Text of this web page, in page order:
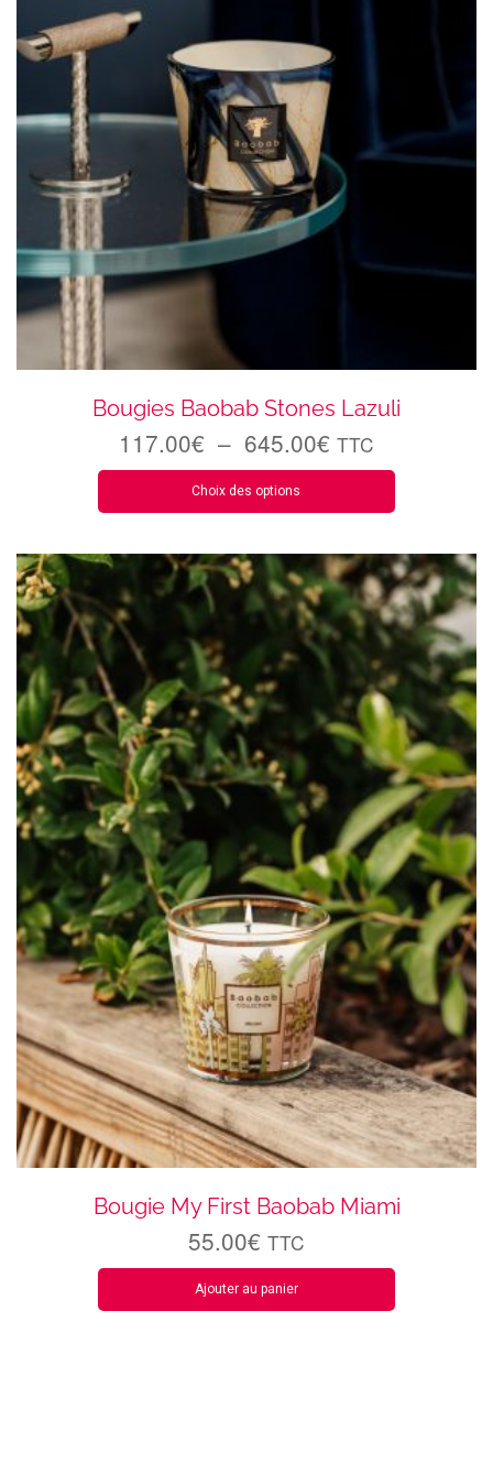
Bougies Baobab Stones Lazuli
117.00€ – 645.00€ TTC
Choix des options
Bougie My First Baobab Miami
55.00€ TTC
Ajouter au panier